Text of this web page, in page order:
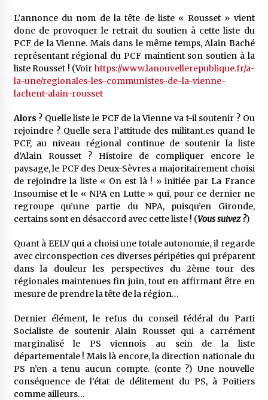
L’annonce du nom de la tête de liste « Rousset » vient
donc de provoquer le retrait du soutien à cette liste du
PCF de la Vienne. Mais dans le même temps, Alain Baché
représentant régional du PCF maintient son soutien à la
liste Rousset ! (Voir https://www.lanouvellerepublique.fr/a-
la-une/regionales-les-communistes-de-la-vienne-
lachent-alain-rousset
Alors ? Quelle liste le PCF de la Vienne va t-il soutenir ? Ou
rejoindre ? Quelle sera l’attitude des militant.es quand le
PCF, au niveau régional continue de soutenir la liste
d’Alain Rousset ? Histoire de compliquer encore le
paysage, le PCF des Deux-Sèvres a majoritairement choisi
de rejoindre la liste « On est là ! » initiée par La France
Insoumise et le « NPA en Lutte » qui, pour ce dernier ne
regroupe qu’une partie du NPA, puisqu’en Gironde,
certains sont en désaccord avec cette liste ! (Vous suivez ?)
Quant à EELV qui a choisi une totale autonomie, il regarde
avec circonspection ces diverses péripéties qui préparent
dans la douleur les perspectives du 2ème tour des
régionales maintenues fin juin, tout en affirmant être en
mesure de prendre la tête de la région…
Dernier élément, le refus du conseil fédéral du Parti
Socialiste de soutenir Alain Rousset qui a carrément
marginalisé le PS viennois au sein de la liste
départementale ! Mais là encore, la direction nationale du
PS n’en a tenu aucun compte. (conte ?) Une nouvelle
conséquence de l’état de délitement du PS, à Poitiers
comme ailleurs…